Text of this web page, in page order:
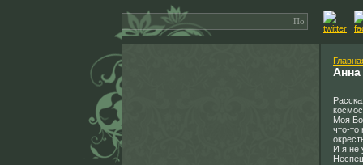
Анна
Моя
что-то
И я не